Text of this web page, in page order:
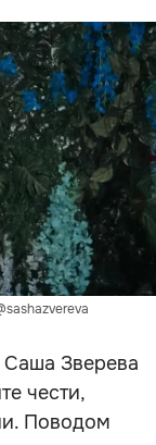
Зверева
чести,
Поводом